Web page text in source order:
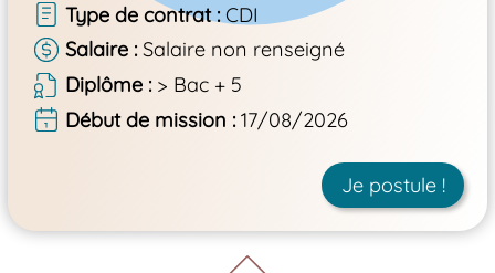
Type de contrat CDI
Salaire Salaire non renseigné
Diplôme
> Bac + 5
Début de mission
17/08/2026
Je postule !